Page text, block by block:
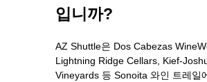
입니까?
AZ Shuttle은 Dos Cabezas
Lightning Ridge Cellars, Kief-
Vineyards 등 Sonoita 와인 트레일